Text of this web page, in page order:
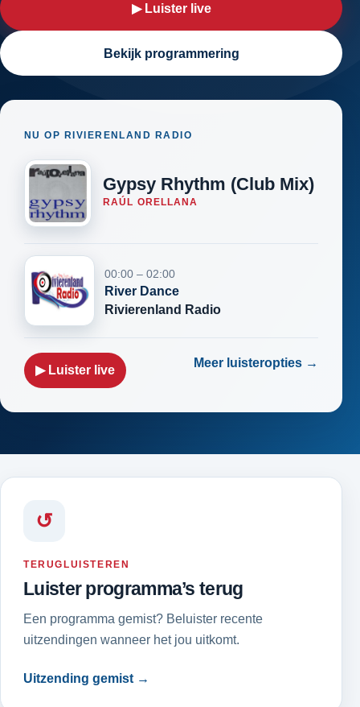
▶ Luister live
Bekijk programmering
NU OP RIVIERENLAND RADIO
Gypsy Rhythm (Club Mix)
RAÚL ORELLANA
00:00 – 02:00
River Dance
Rivierenland Radio
▶ Luister live
Meer luisteropties →
↺
TERUGLUISTEREN
Luister programma’s terug
Een programma gemist? Beluister recente
uitzendingen wanneer het jou uitkomt.
Uitzending gemist →